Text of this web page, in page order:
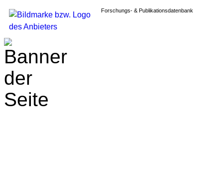
Forschungs- & Publikationsdatenbank